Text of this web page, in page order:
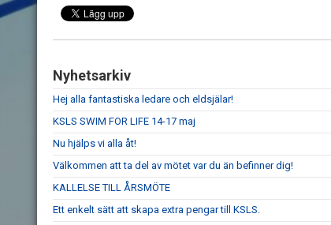
Nyhetsarkiv
Hej alla fantastiska ledare och eldsjälar!
KSLS SWIM FOR LIFE 14-17 maj
Nu hjälps vi alla åt!
Välkommen att ta del av mötet var du än befinner dig!
KALLELSE TILL ÅRSMÖTE
Ett enkelt sätt att skapa extra pengar till KSLS.